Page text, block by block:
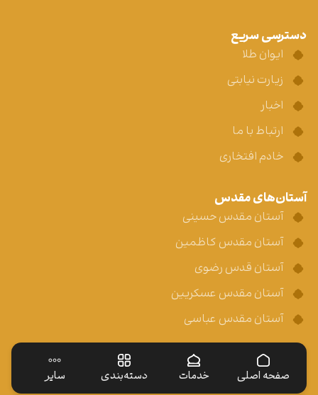
صفحه اصلی خدمات دسته‌بندی سایر
دسترسی سریع
ایوان طلا
زیارت نیابتی
اخبار
ارتباط با ما
خادم افتخاری
آستان‌های مقدس
آستان مقدس حسینی
آستان مقدس کاظمین
آستان قدس رضوی
آستان مقدس عسکریین
آستان مقدس عباسی